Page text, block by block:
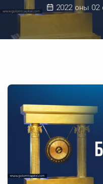
2022 оны 02